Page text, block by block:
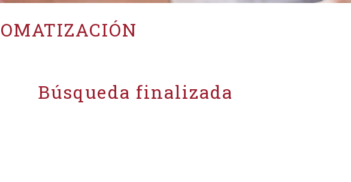
Búsqueda finalizada